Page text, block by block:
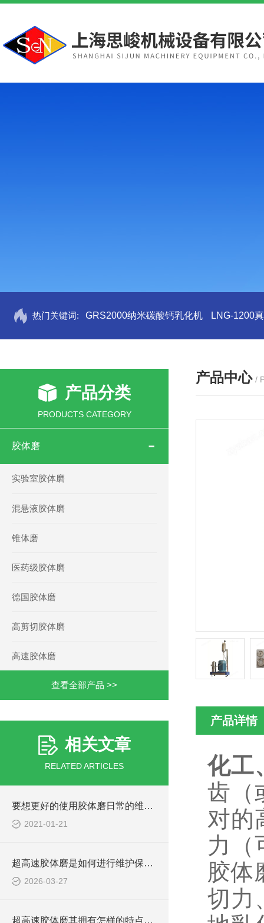
热门关键词: GRS2000纳米碳酸钙乳化机 LNG-1200
产品分类
PRODUCTS CATEGORY
胶体磨
实验室胶体磨
混悬液胶体磨
锥体磨
医药级胶体磨
德国胶体磨
高剪切胶体磨
高速胶体磨
查看全部产品 >>
相关文章
RELATED ARTICLES
要想更好的使用胶体磨日常的维护保养必*！
2021-01-21
超高速胶体磨是如何进行维护保养的？
2026-03-27
超高速胶体磨其拥有怎样的特点呢？
产品中心 /
产品详情
化工
齿（
对的
力（
胶体
切力